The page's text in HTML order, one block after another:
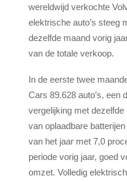
wereldwijd verkochte
elektrische auto’s steeg
dezelfde maand vorig
van de totale verkoop.
In de eerste twee
Cars 89.628 auto’s, een
vergelijking met
van oplaadbare
van het jaar met 7,0
periode vorig jaar, goed
omzet. Volledig